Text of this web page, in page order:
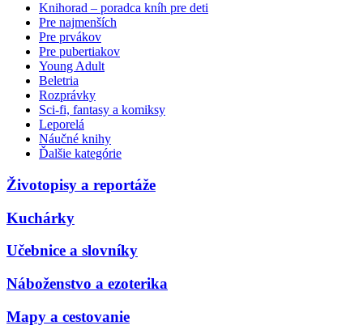
Knihorad – poradca kníh pre deti
Pre najmenších
Pre prvákov
Pre pubertiakov
Young Adult
Beletria
Rozprávky
Sci-fi, fantasy a komiksy
Leporelá
Náučné knihy
Ďalšie kategórie
Životopisy a reportáže
Kuchárky
Učebnice a slovníky
Náboženstvo a ezoterika
Mapy a cestovanie